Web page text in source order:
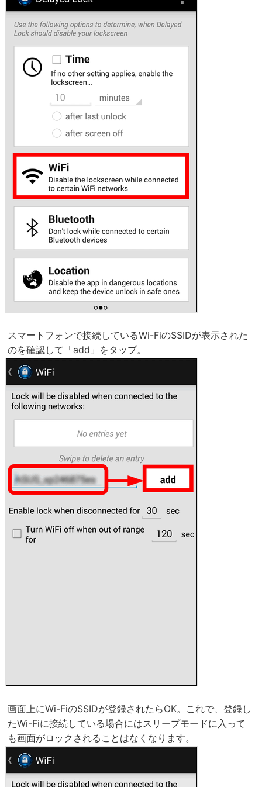
スマートフォンで接続しているWi-FiのSSIDが表示された
のを確認して「add」をタップ。
画面上にWi-FiのSSIDが登録されたらOK。これで、登録し
たWi-Fiに接続している場合にはスリープモードに入って
も画面がロックされることはなくなります。